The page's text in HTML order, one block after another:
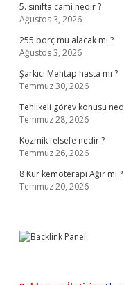
5. sınıfta cami nedir ?
Ağustos 3, 2026
255 borç mu alacak mı ?
Ağustos 3, 2026
Şarkıcı Mehtap hasta mı ?
Temmuz 30, 2026
Tehlikeli görev konusu
Temmuz 28, 2026
Kozmik felsefe nedir ?
Temmuz 26, 2026
8 Kür kemoterapi Ağır mı ?
Temmuz 20, 2026